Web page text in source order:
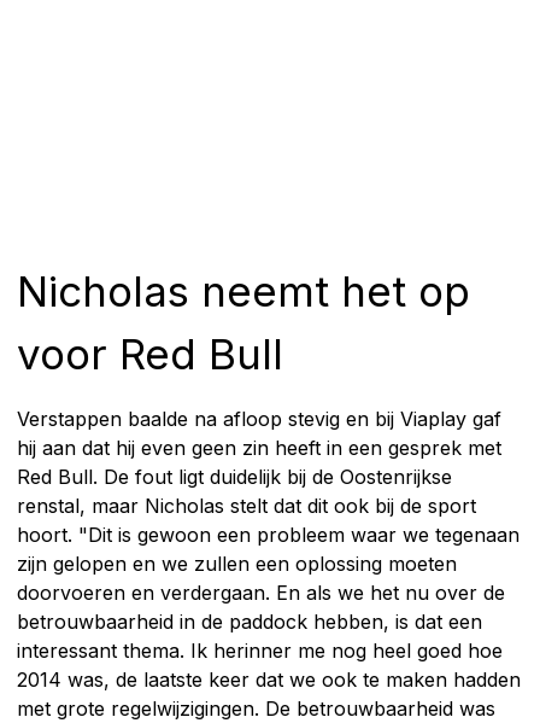
Nicholas neemt het op
voor Red Bull
Verstappen baalde na afloop stevig en bij Viaplay gaf
hij aan dat hij even geen zin heeft in een gesprek met
Red Bull. De fout ligt duidelijk bij de Oostenrijkse
renstal, maar Nicholas stelt dat dit ook bij de sport
hoort. "Dit is gewoon een probleem waar we tegenaan
zijn gelopen en we zullen een oplossing moeten
doorvoeren en verdergaan. En als we het nu over de
betrouwbaarheid in de paddock hebben, is dat een
interessant thema. Ik herinner me nog heel goed hoe
2014 was, de laatste keer dat we ook te maken hadden
met grote regelwijzigingen. De betrouwbaarheid was